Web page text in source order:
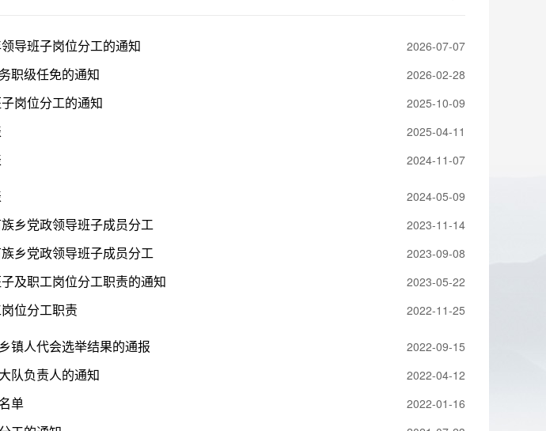
导班子岗位分工的通知 2026-07-07
职级任免的通知 2026-02-28
岗位分工的通知 2025-10-09
2025-04-11
2024-11-07
2024-05-09
乡党政领导班子成员分工 2023-11-14
乡党政领导班子成员分工 2023-09-08
及职工岗位分工职责的通知 2023-05-22
位分工职责 2022-11-25
镇人代会选举结果的通报 2022-09-15
队负责人的通知 2022-04-12
单 2022-01-16